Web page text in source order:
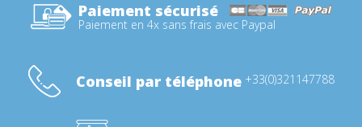
Paiement sécurisé
Paiement en 4x sans frais avec Paypal
Conseil par téléphone +33(0)321147788